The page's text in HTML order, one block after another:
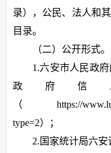
录），公民、法人和
目录。
（二）公开形式。
1.六安市人民政
政府信
（https://
type=2）；
2.国家统计局六安